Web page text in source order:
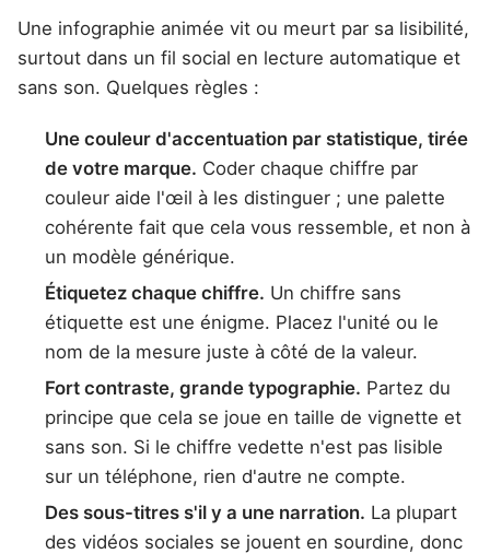
Une infographie animée vit ou meurt par sa lisibilité,
surtout dans un fil social en lecture automatique et
sans son. Quelques règles :
Une couleur d'accentuation par statistique, tirée
de votre marque. Coder chaque chiffre par
couleur aide l'œil à les distinguer ; une palette
cohérente fait que cela vous ressemble, et non à
un modèle générique.
Étiquetez chaque chiffre. Un chiffre sans
étiquette est une énigme. Placez l'unité ou le
nom de la mesure juste à côté de la valeur.
Fort contraste, grande typographie. Partez du
principe que cela se joue en taille de vignette et
sans son. Si le chiffre vedette n'est pas lisible
sur un téléphone, rien d'autre ne compte.
Des sous-titres s'il y a une narration. La plupart
des vidéos sociales se jouent en sourdine, donc